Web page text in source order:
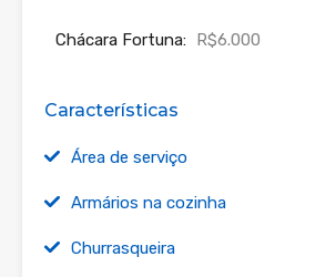
Chácara Fortuna: R$6.000
Características
Área de serviço
Armários na cozinha
Churrasqueira